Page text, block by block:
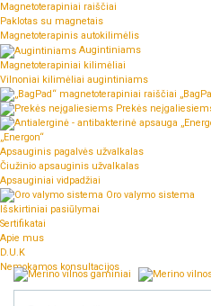
Magnetoterapiniai raiščiai
Paklotas su magnetais
Magnetoterapinis autokilimėlis
Augintiniams
Magnetoterapiniai kilimėliai
Vilnoniai kilimėliai augintiniams
Prekės
„Energon“
Apsauginis pagalvės užvalkalas
Čiužinio apsauginis užvalkalas
Apsauginiai vidpadžiai
Oro valymo sistema
Išskirtiniai pasiūlymai
Sertifikatai
Apie mus
D.U.K
Nemokamos konsultacijos